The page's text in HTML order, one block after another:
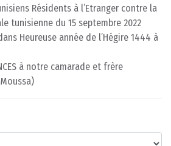
Résidents à l’Etranger contre la
tunisienne du 15 septembre 2022
Heureuse année de l’Hégire 1444 à
à notre camarade et frère